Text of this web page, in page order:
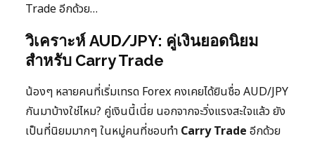
Trade อีกด้วย…
วิเคราะห์ AUD/JPY: คู่เงินยอดนิยม
สำหรับ Carry Trade
น้องๆ หลายคนที่เริ่มเทรด Forex คงเคยได้ยินชื่อ AUD/JPY
กันมาบ้างใช่ไหม? คู่เงินนี้เนี่ย นอกจากจะวิ่งแรงสะใจแล้ว ยัง
เป็นที่นิยมมากๆ ในหมู่คนที่ชอบทำ Carry Trade อีกด้วย